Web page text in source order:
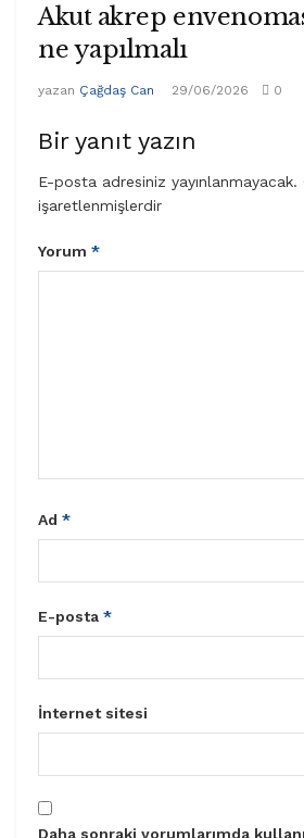
Akut akrep
ne yapılmalı
yazan Çağdaş Can 29/06/2026 0
Bir yanıt yazın
E-posta adresiniz yayınlanmayacak.
işaretlenmişlerdir
Yorum *
Ad *
E-posta *
İnternet sitesi
Daha sonraki yorumlarımda